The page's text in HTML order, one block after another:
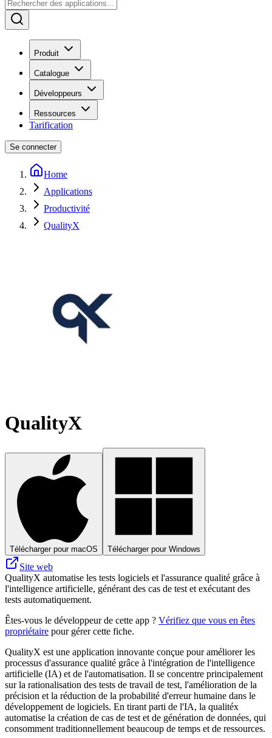
Produit
Catalogue
Développeurs
Ressources
Tarification
Se connecter
Home
Applications
Productivité
QualityX
QualityX
Télécharger pour macOS Télécharger pour Windows
Site web
QualityX automatise les tests logiciels et l'assurance qualité grâce à
l'intelligence artificielle, générant des cas de test et exécutant des
tests automatiquement.
Êtes-vous le développeur de cette app ? Vérifiez que vous en êtes
propriétaire pour gérer cette fiche.
QualityX est une application innovante conçue pour améliorer les
processus d'assurance qualité grâce à l'intégration de l'intelligence
artificielle (IA) et de l'automatisation. Il se concentre principalement
sur la rationalisation des tests de travail de test, l'amélioration de la
précision et la réduction de la probabilité d'erreur humaine dans le
développement de logiciels. En tirant parti de l'IA, la qualitéx
automatise la création de cas de test et de génération de données, qui
consomment traditionnellement beaucoup de temps et de ressources.